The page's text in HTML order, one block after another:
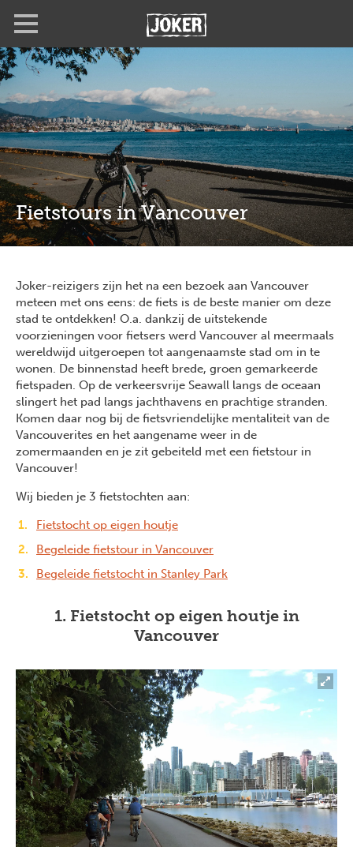
de
inhoud
gaan
Fietstours in Vancouver
Joker-reizigers zijn het na een bezoek aan Vancouver
meteen met ons eens: de fiets is de beste manier om deze
stad te ontdekken! O.a. dankzij de uitstekende
voorzieningen voor fietsers werd Vancouver al meermaals
wereldwijd uitgeroepen tot aangenaamste stad om in te
wonen. De binnenstad heeft brede, groen gemarkeerde
fietspaden. Op de verkeersvrije Seawall langs de oceaan
slingert het pad langs jachthavens en prachtige stranden.
Komen daar nog bij de fietsvriendelijke mentaliteit van de
Vancouverites en het aangename weer in de
zomermaanden en je zit gebeiteld met een fietstour in
Vancouver!
Wij bieden je 3 fietstochten aan:
Fietstocht op eigen houtje
Begeleide fietstour in Vancouver
Begeleide fietstocht in Stanley Park
1. Fietstocht op eigen houtje in
Vancouver